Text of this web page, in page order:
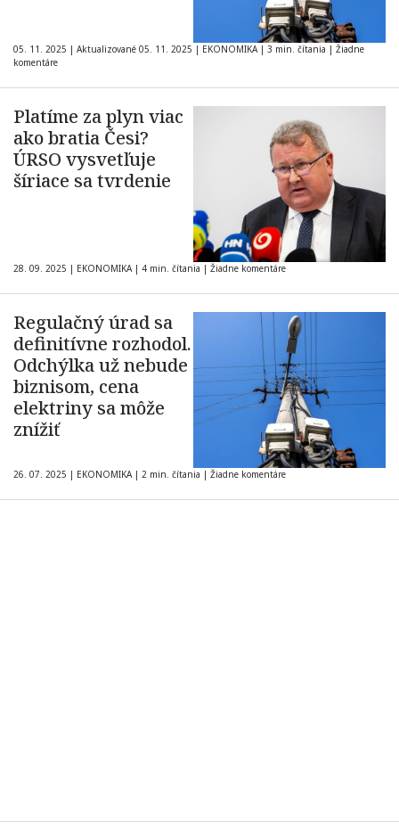
05. 11. 2025 | Aktualizované 05. 11. 2025 | EKONOMIKA | 3 min. čítania | Žiadne
komentáre
Platíme za plyn viac
ako bratia Česi?
ÚRSO vysvetľuje
šíriace sa tvrdenie
28. 09. 2025 | EKONOMIKA | 4 min. čítania | Žiadne komentáre
Regulačný úrad sa
definitívne rozhodol.
Odchýlka už nebude
biznisom, cena
elektriny sa môže
znížiť
26. 07. 2025 | EKONOMIKA | 2 min. čítania | Žiadne komentáre